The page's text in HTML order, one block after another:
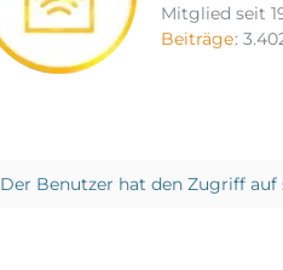
Mitglied seit
Beiträge
Der Benutzer hat den Zugriff